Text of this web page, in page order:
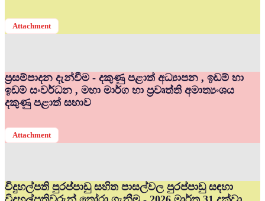
Attachment
ප්‍රසම්පාදන දැන්වීම - දකුණු පළාත් අධ්‍යාපන , ඉඩම් හා
ඉඩම් සංවර්ධන , මහා මාර්ග හා ප්‍රවෘත්ති අමාත්‍යංශය
දකුණු පළාත් සභාව
Attachment
විදුහල්පති පුරප්පාඩු සහිත පාසල්වල පුරප්පාඩු සඳහා